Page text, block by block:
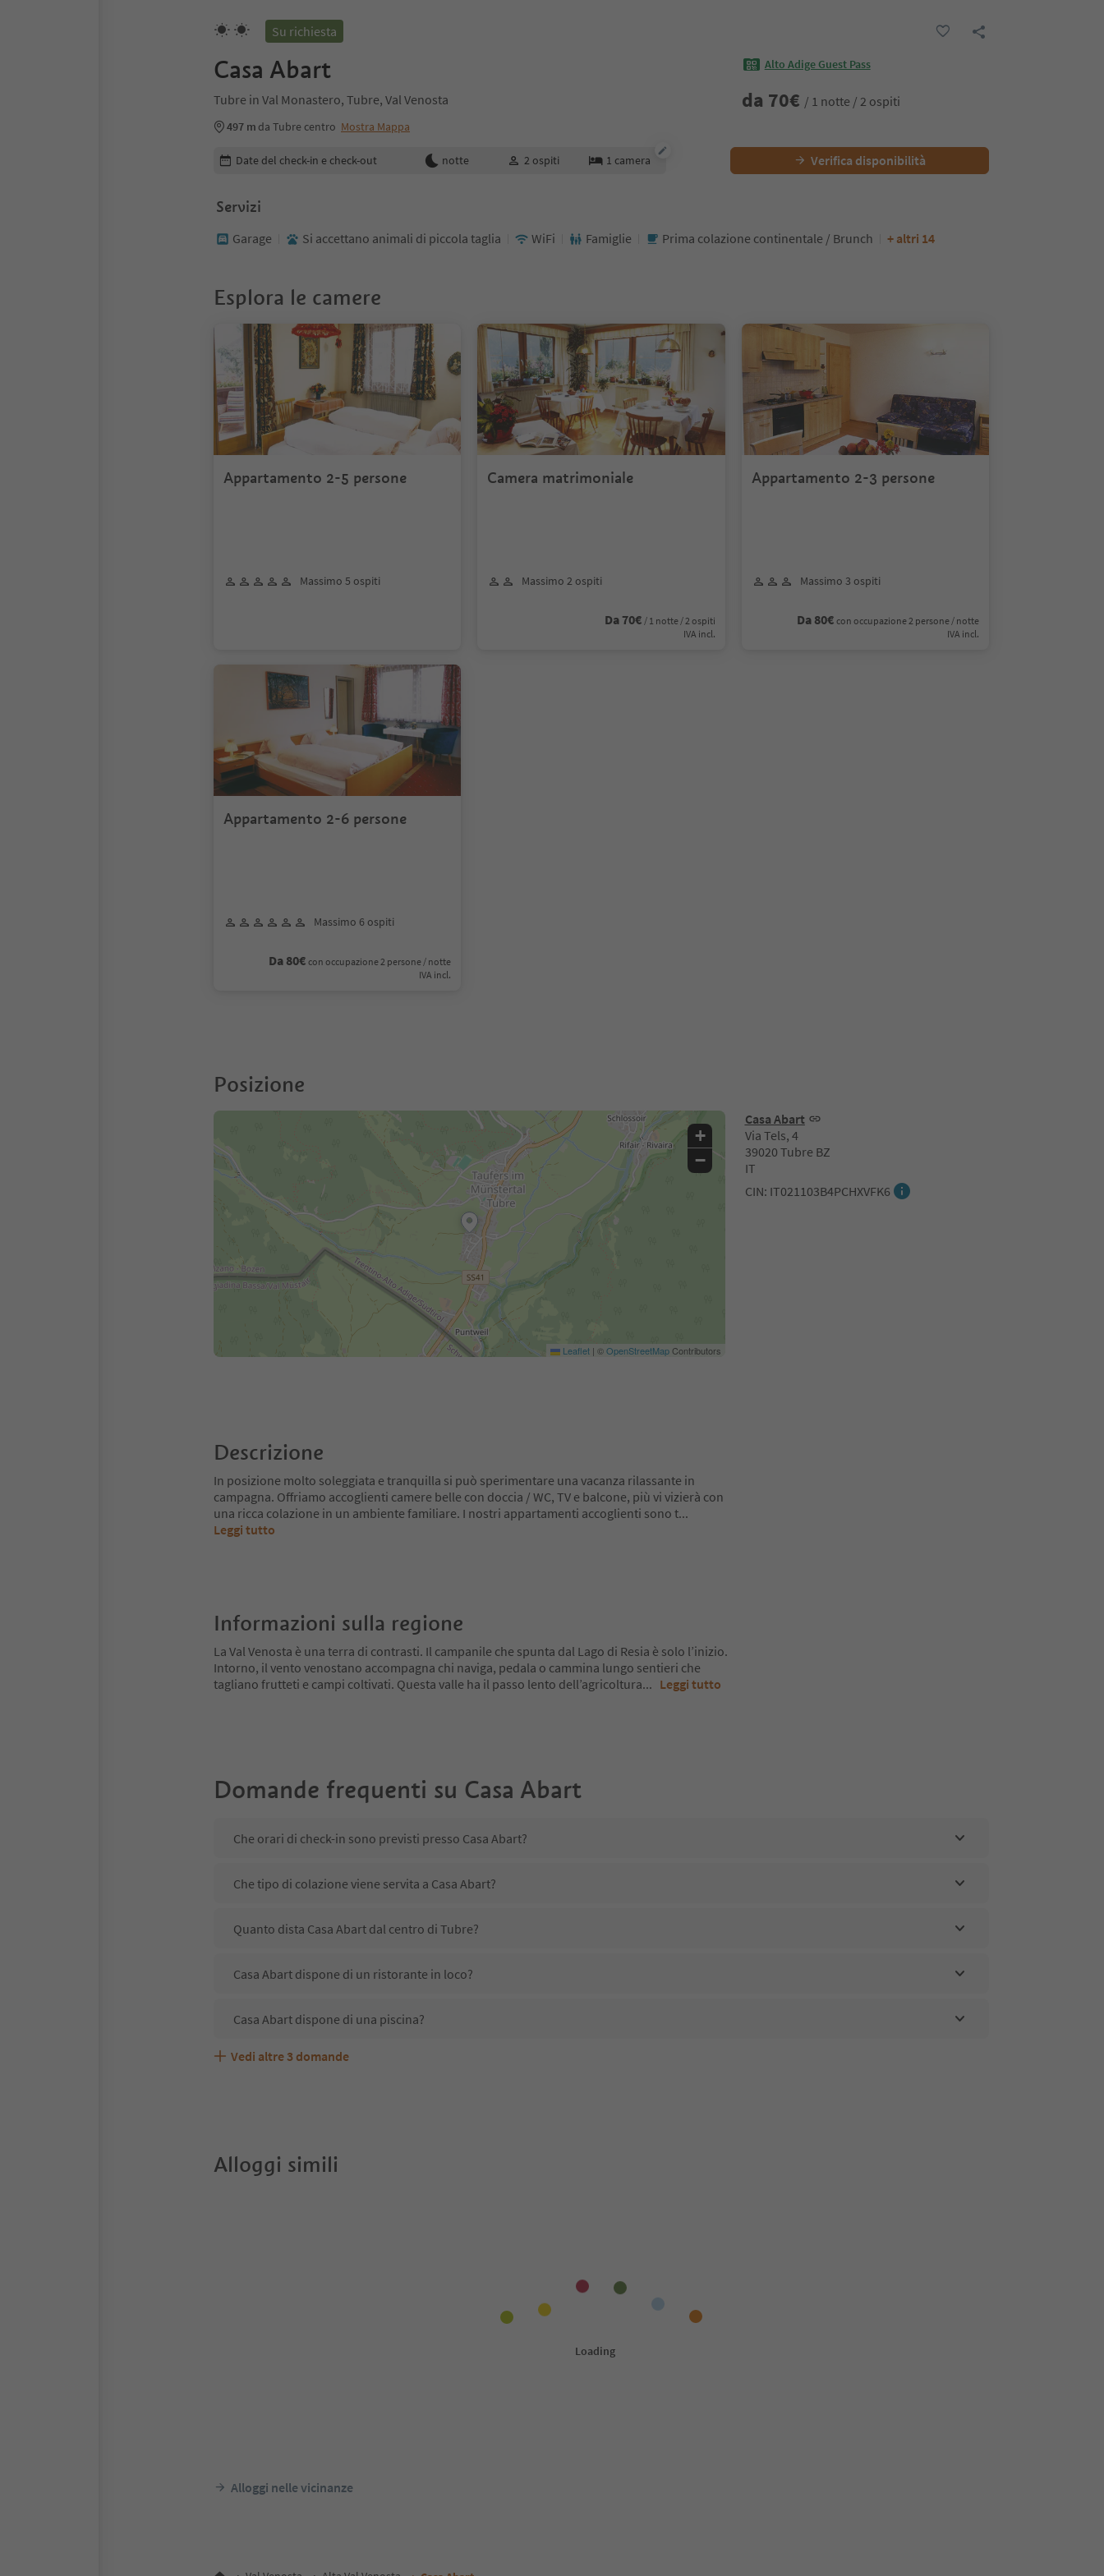
Su richiesta
Casa Abart
Tubre in Val Monastero, Tubre, Val Venosta
497 m da Tubre centro Mostra Mappa
Alto Adige Guest Pass
da 70€ / 1 notte / 2 ospiti
Modifica i dettagli della prenotazione
Date del check-in e check-out notte 2 ospiti 1 camera Verifica disponibilità
Servizi
Garage Si accettano animali di piccola taglia WiFi Famiglie Prima colazione continentale / Brunch + altri 14
Esplora le camere
Appartamento 2-5 persone
Massimo 5 ospiti
Camera matrimoniale
Massimo 2 ospiti
Da 70€ / 1 notte / 2 ospiti
IVA incl.
Appartamento 2-3 persone
Massimo 3 ospiti
Da 80€ con occupazione 2 persone / notte
IVA incl.
Appartamento 2-6 persone
Massimo 6 ospiti
Da 80€ con occupazione 2 persone / notte
IVA incl.
Posizione
Casa Abart
Via Tels, 4
39020 Tubre BZ
IT
CIN: IT021103B4PCHXVFK6
+
−
Leaflet | ©OpenStreetMapContributors
Descrizione
In posizione molto soleggiata e tranquilla si può sperimentare una vacanza rilassante in
campagna. Offriamo accoglienti camere belle con doccia / WC, TV e balcone, più vi vizierà con
una ricca colazione in un ambiente familiare. I nostri appartamenti accoglienti sono t...
Leggi tutto
Informazioni sulla regione
La Val Venosta è una terra di contrasti. Il campanile che spunta dal Lago di Resia è solo l’inizio.
Intorno, il vento venostano accompagna chi naviga, pedala o cammina lungo sentieri che
tagliano frutteti e campi coltivati. Questa valle ha il passo lento dell’agricoltura... Leggi tutto
Domande frequenti su Casa Abart
Che orari di check-in sono previsti presso Casa Abart?
Che tipo di colazione viene servita a Casa Abart?
Quanto dista Casa Abart dal centro di Tubre?
Casa Abart dispone di un ristorante in loco?
Casa Abart dispone di una piscina?
Casa Abart accetta animali domestici?
Quali servizi/attività sono disponibili presso Casa Abart?
Gli ospiti di Casa Abart ricevono l'Alto Adige Guest Pass?
Vedi altre 3 domande
Alloggi simili
Alloggi nelle vicinanze